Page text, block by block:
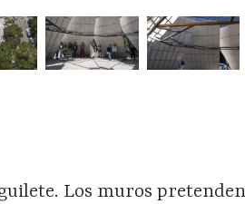
Los muros